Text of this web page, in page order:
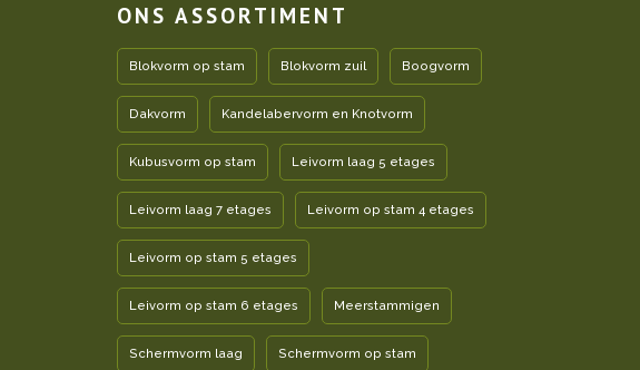
ONS ASSORTIMENT
Blokvorm op stam Blokvorm zuil Boogvorm
Dakvorm Kandelabervorm en Knotvorm
Kubusvorm op stam Leivorm laag 5 etages
Leivorm laag 7 etages Leivorm op stam 4 etages
Leivorm op stam 5 etages
Leivorm op stam 6 etages Meerstammigen
Schermvorm laag Schermvorm op stam